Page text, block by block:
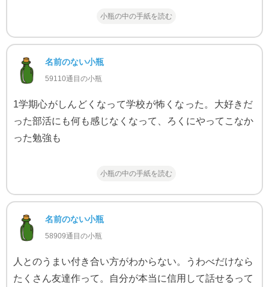
小瓶の中の手紙を読む
名前のない小瓶
59110通目の小瓶
1学期心がしんどくなって学校が怖くなった。大好きだ
った部活にも何も感じなくなって、ろくにやってこなか
った勉強も
小瓶の中の手紙を読む
名前のない小瓶
58909通目の小瓶
人とのうまい付き合い方がわからない。うわべだけなら
たくさん友達作って。自分が本当に信用して話せるって